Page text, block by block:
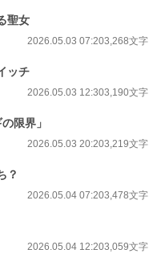
聖女
2026.05.03 07:203,268文字
ッチ
2026.05.03 12:303,190文字
限界」
2026.05.03 20:203,219文字
？
2026.05.04 07:203,478文字
2026.05.04 12:203,059文字